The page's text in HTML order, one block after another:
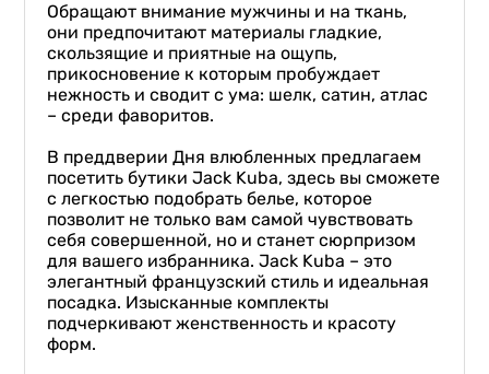
Обращают внимание мужчины и на ткань,
они предпочитают материалы гладкие,
скользящие и приятные на ощупь,
прикосновение к которым пробуждает
нежность и сводит с ума: шелк, сатин, атлас
– среди фаворитов.
В преддверии Дня влюбленных предлагаем
посетить бутики Jack Kuba, здесь вы сможете
с легкостью подобрать белье, которое
позволит не только вам самой чувствовать
себя совершенной, но и станет сюрпризом
для вашего избранника. Jack Kuba – это
элегантный французский стиль и идеальная
посадка. Изысканные комплекты
подчеркивают женственность и красоту
форм.